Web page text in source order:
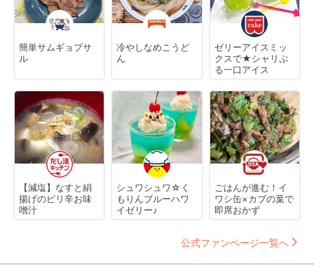
簡単サムギョプサ
ル
冷やしなめこうど
ん
ゼリーアイスミッ
クスで★シャリぷ
る一口アイス
【減塩】なすと絹
揚げのピリ辛お味
噌汁
シュワシュワ☆く
もりんブルーハワ
イゼリー♪
ごはんが進む！イ
ワシ缶×カブの葉で
即席おかず
公式ファンページ一覧へ